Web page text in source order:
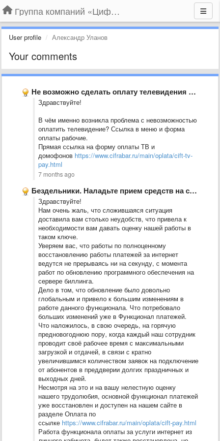
Группа компаний «Цифрабар»
User profile Александр Уланов
Your comments
Не возможно сделать оплату телевидения через сайт.
Здравствуйте!
В чём именно возникла проблема с невозможностью
оплатить телевидение? Ссылка в меню и форма
оплаты рабочие.
Прямая ссылка на форму оплаты ТВ и
домофонов https://www.cifrabar.ru/main/oplata/cift-tv-
pay.html
7 months ago
Бездельники. Наладьте прием средств на счет.
Здравствуйте!
Нам очень жаль, что сложившаяся ситуация
доставила вам столько неудобств, что привела к
необходимости вам давать оценку нашей работы в
таком ключе.
Уверяем вас, что работы по полноценному
восстановлению работы платежей за интернет
ведутся не прерываясь ни на секунду, с момента
работ по обновлению программного обеспечения на
сервере биллинга.
Дело в том, что обновление было довольно
глобальным и привело к большим изменениям в
работе данного функционала. Что потребовало
больших изменений уже в Функционал платежей.
Что наложилось, в свою очередь, на горячую
предновогоднюю пору, когда каждый наш сотрудник
проводит своё рабочее время с максимальными
загрузкой и отдачей, в связи с кратно
увеличившимся количеством заявок на подключение
от абонентов в преддверии долгих праздничных и
выходных дней.
Несмотря на это и на вашу нелестную оценку
нашего трудолюбия, основной функционал платежей
уже восстановлен и доступен на нашем сайте в
разделе Оплата по
ссылке https://www.cifrabar.ru/main/oplata/cift-pay.html
Работа функционала оплаты за услуги интернет из